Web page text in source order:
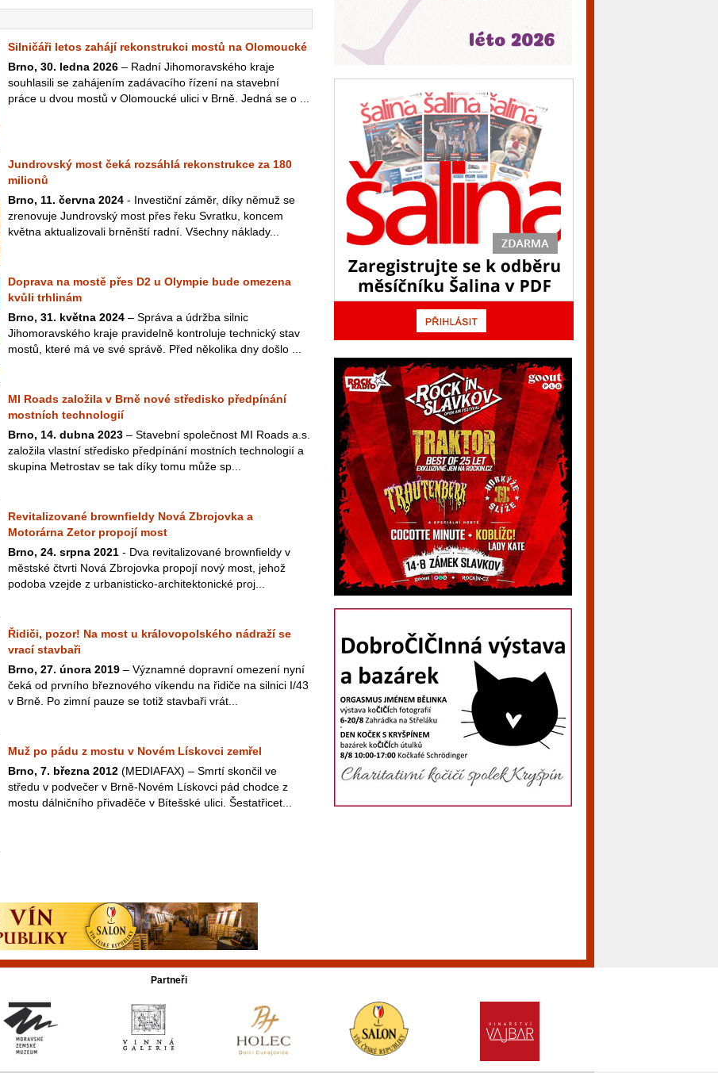
Silničáři letos zahájí rekonstrukci mostů na Olomoucké
Brno, 30. ledna 2026 – Radní Jihomoravského kraje
souhlasili se zahájením zadávacího řízení na stavební
práce u dvou mostů v Olomoucké ulici v Brně. Jedná se o ...
Jundrovský most čeká rozsáhlá rekonstrukce za 180
milionů
Brno, 11. června 2024 - Investiční záměr, díky němuž se
zrenovuje Jundrovský most přes řeku Svratku, koncem
května aktualizovali brněnští radní. Všechny náklady...
Doprava na mostě přes D2 u Olympie bude omezena
kvůli trhlinám
Brno, 31. května 2024 – Správa a údržba silnic
Jihomoravského kraje pravidelně kontroluje technický stav
mostů, které má ve své správě. Před několika dny došlo ...
MI Roads založila v Brně nové středisko předpínání
mostních technologií
Brno, 14. dubna 2023 – Stavební společnost MI Roads a.s.
založila vlastní středisko předpínání mostních technologií a
skupina Metrostav se tak díky tomu může sp...
Revitalizované brownfieldy Nová Zbrojovka a
Motorárna Zetor propojí most
Brno, 24. srpna 2021 - Dva revitalizované brownfieldy v
městské čtvrti Nová Zbrojovka propojí nový most, jehož
podoba vzejde z urbanisticko-architektonické proj...
Řidiči, pozor! Na most u královopolského nádraží se
vrací stavbaři
Brno, 27. února 2019 – Významné dopravní omezení nyní
čeká od prvního březnového víkendu na řidiče na silnici I/43
v Brně. Po zimní pauze se totiž stavbaři vrát...
Muž po pádu z mostu v Novém Lískovci zemřel
Brno, 7. března 2012 (MEDIAFAX) – Smrtí skončil ve
středu v podvečer v Brně-Novém Lískovci pád chodce z
mostu dálničního přivaděče v Bítešské ulici. Šestatřicet...
Partneři